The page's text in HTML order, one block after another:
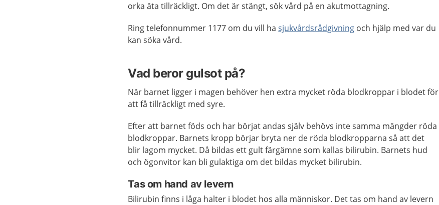
orka äta tillräckligt. Om det är stängt, sök vård på en akutmottagning.
Ring telefonnummer 1177 om du vill hasjukvårdsrådgivning och hjälp med var du
kan söka vård.
Vad beror gulsot på?
När barnet ligger i magen behöver hen extra mycket röda blodkroppar i blodet för
att få tillräckligt med syre.
Efter att barnet föds och har börjat andas själv behövs inte samma mängder röda
blodkroppar. Barnets kropp börjar bryta ner de röda blodkropparna så att det
blir lagom mycket. Då bildas ett gult färgämne som kallas bilirubin. Barnets hud
och ögonvitor kan bli gulaktiga om det bildas mycket bilirubin.
Tas om hand av levern
Bilirubin finns i låga halter i blodet hos alla människor. Det tas om hand av levern